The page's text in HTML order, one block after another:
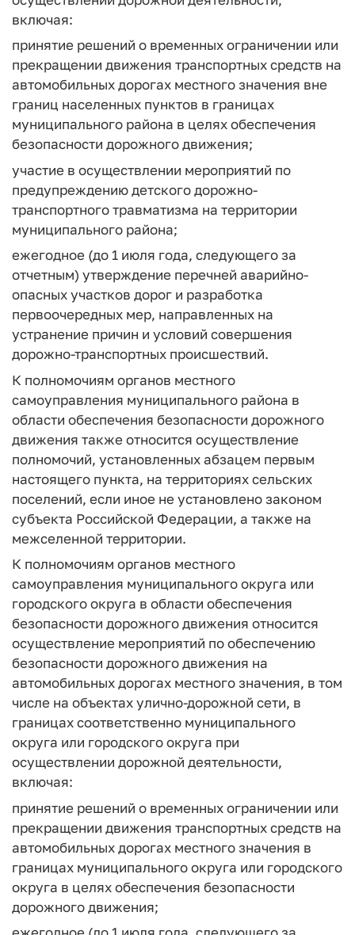
включая:
принятие решений о временных ограничении или
прекращении движения транспортных средств на
автомобильных дорогах местного значения вне
границ населенных пунктов в границах
муниципального района в целях обеспечения
безопасности дорожного движения;
участие в осуществлении мероприятий по
предупреждению детского дорожно-
транспортного травматизма на территории
муниципального района;
ежегодное (до 1 июля года, следующего за
отчетным) утверждение перечней аварийно-
опасных участков дорог и разработка
первоочередных мер, направленных на
устранение причин и условий совершения
дорожно-транспортных происшествий.
К полномочиям органов местного
самоуправления муниципального района в
области обеспечения безопасности дорожного
движения также относится осуществление
полномочий, установленных абзацем первым
настоящего пункта, на территориях сельских
поселений, если иное не установлено законом
субъекта Российской Федерации, а также на
межселенной территории.
К полномочиям органов местного
самоуправления муниципального округа или
городского округа в области обеспечения
безопасности дорожного движения относится
осуществление мероприятий по обеспечению
безопасности дорожного движения на
автомобильных дорогах местного значения, в том
числе на объектах улично-дорожной сети, в
границах соответственно муниципального
округа или городского округа при
осуществлении дорожной деятельности,
включая:
принятие решений о временных ограничении или
прекращении движения транспортных средств на
автомобильных дорогах местного значения в
границах муниципального округа или городского
округа в целях обеспечения безопасности
дорожного движения;